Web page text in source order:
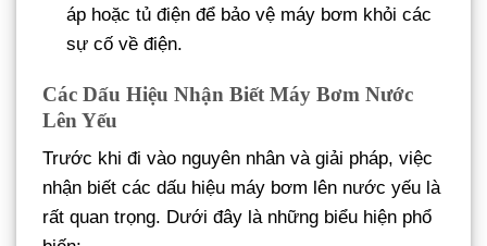
áp hoặc tủ điện để bảo vệ máy bơm khỏi các
sự cố về điện.
Các Dấu Hiệu Nhận Biết Máy Bơm Nước
Lên Yếu
Trước khi đi vào nguyên nhân và giải pháp, việc
nhận biết các dấu hiệu máy bơm lên nước yếu là
rất quan trọng. Dưới đây là những biểu hiện phổ